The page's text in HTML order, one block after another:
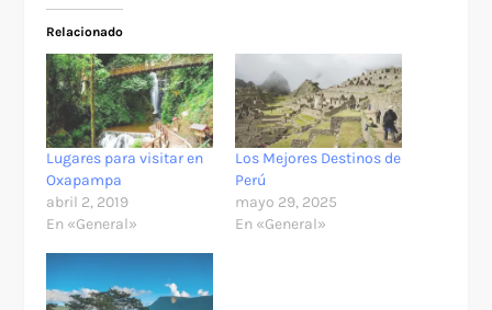
Relacionado
Lugares para visitar en
Oxapampa
abril 2, 2019
En «General»
Los Mejores Destinos de
Perú
mayo 29, 2025
En «General»